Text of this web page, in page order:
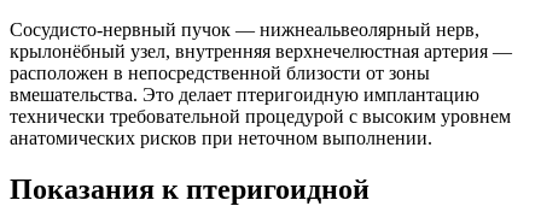
Сосудисто-нервный пучок — нижнеальвеолярный нерв,
крылонёбный узел, внутренняя верхнечелюстная артерия —
расположен в непосредственной близости от зоны
вмешательства. Это делает птеригоидную имплантацию
технически требовательной процедурой с высоким уровнем
анатомических рисков при неточном выполнении.
Показания к птеригоидной